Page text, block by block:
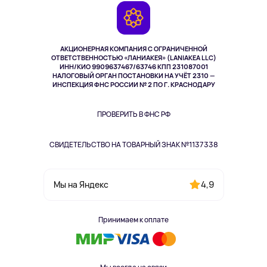
АКЦИОНЕРНАЯ КОМПАНИЯ С ОГРАНИЧЕННОЙ
ОТВЕТСТВЕННОСТЬЮ «ЛАНИАКЕЯ» (LANIAKEA LLC)
ИНН/КИО 9909637467/63746 КПП 231087001
НАЛОГОВЫЙ ОРГАН ПОСТАНОВКИ НА УЧЁТ 2310 —
ИНСПЕКЦИЯ ФНС РОССИИ № 2 ПО Г. КРАСНОДАРУ
ПРОВЕРИТЬ В ФНС РФ
СВИДЕТЕЛЬСТВО НА ТОВАРНЫЙ ЗНАК №1137338
Мы на Яндекс 4,9
Принимаем к оплате
Здоровье питомцев
Одежда и аксессуары